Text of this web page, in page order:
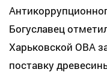
Богуславец
Харьковской ОВА
поставку